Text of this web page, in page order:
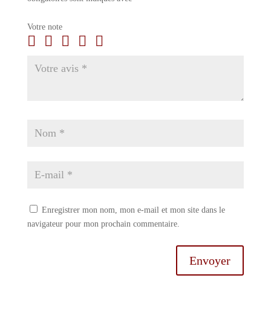
Votre note
Enregistrer mon nom, mon e-mail et mon site dans le
navigateur pour mon prochain commentaire.
Envoyer